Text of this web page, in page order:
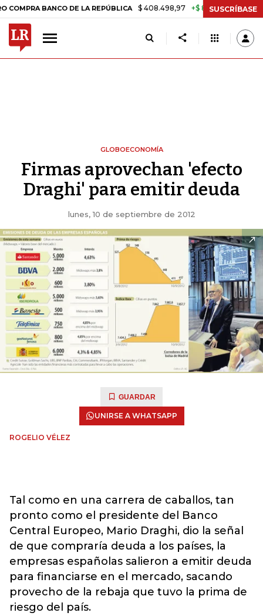
BANCO DE LA REPÚBLICA $ 408.498,97 +$ 8.753,81 +2,19% TASA
SUSCRÍBASE
GLOBOECONOMÍA
Firmas aprovechan 'efecto
Draghi' para emitir deuda
lunes, 10 de septiembre de 2012
GUARDAR
UNIRSE A WHATSAPP
ROGELIO VÉLEZ
Tal como en una carrera de caballos, tan
pronto como el presidente del Banco
Central Europeo, Mario Draghi, dio la señal
de que compraría deuda a los países, la
empresas españolas salieron a emitir deuda
para financiarse en el mercado, sacando
provecho de la rebaja que tuvo la prima de
riesgo del país.